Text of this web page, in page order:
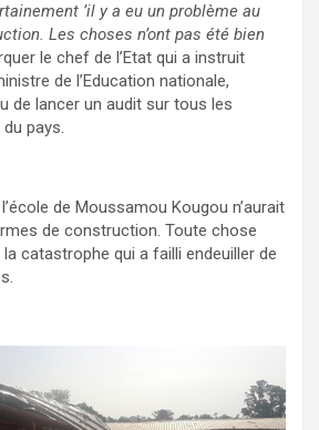
’il y a eu un problème au
Les choses n’ont pas été bien
le chef de l’Etat qui a instruit
de l’Education nationale,
de lancer un audit sur tous les
pays.
de Moussamou Kougou n’aurait
de construction. Toute chose
catastrophe qui a failli endeuiller de